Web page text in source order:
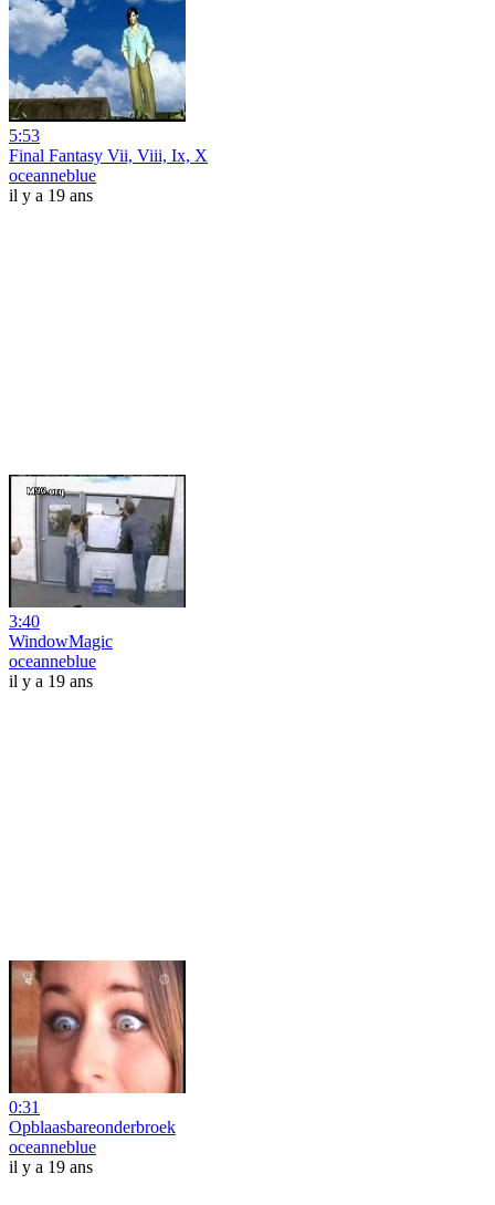
5:53
Final Fantasy Vii, Viii, Ix, X
oceanneblue
il y a 19 ans
3:40
WindowMagic
oceanneblue
il y a 19 ans
0:31
Opblaasbareonderbroek
oceanneblue
il y a 19 ans